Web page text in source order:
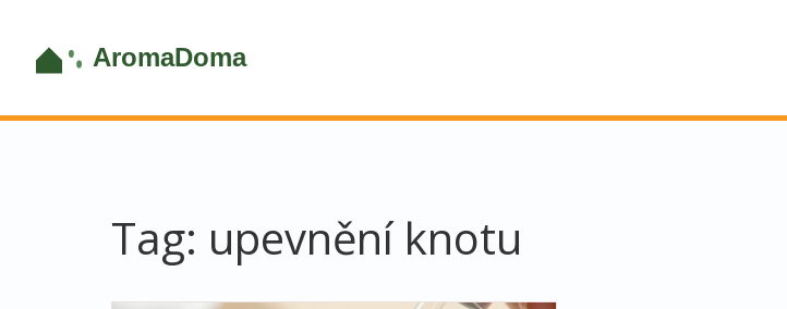
Tag: upevnění knotu